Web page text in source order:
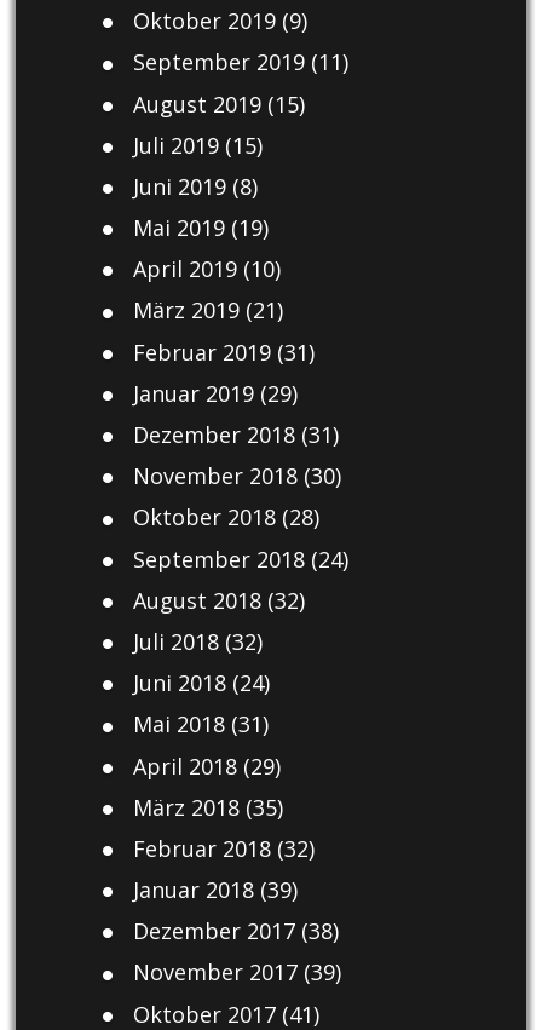
Oktober 2019(9)
September 2019(11)
August 2019(15)
Juli 2019(15)
Juni 2019(8)
Mai 2019(19)
April 2019(10)
März 2019(21)
Februar 2019(31)
Januar 2019(29)
Dezember 2018(31)
November 2018(30)
Oktober 2018(28)
September 2018(24)
August 2018(32)
Juli 2018(32)
Juni 2018(24)
Mai 2018(31)
April 2018(29)
März 2018(35)
Februar 2018(32)
Januar 2018(39)
Dezember 2017(38)
November 2017(39)
Oktober 2017(41)